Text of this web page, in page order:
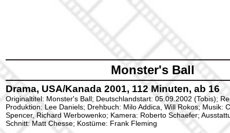
Monster's Ball
Drama, USA/Kanada 2001, 112 Minuten, ab 16
Originaltitel: Monster's Ball; Deutschlandstart: 05.09.2002 (Tobis);
Produktion: Lee Daniels; Drehbuch: Milo Addica, Will Rokos; Musik:
Spencer, Richard Werbowenko; Kamera: Roberto Schaefer;
Schnitt: Matt Chesse; Kostüme: Frank Fleming